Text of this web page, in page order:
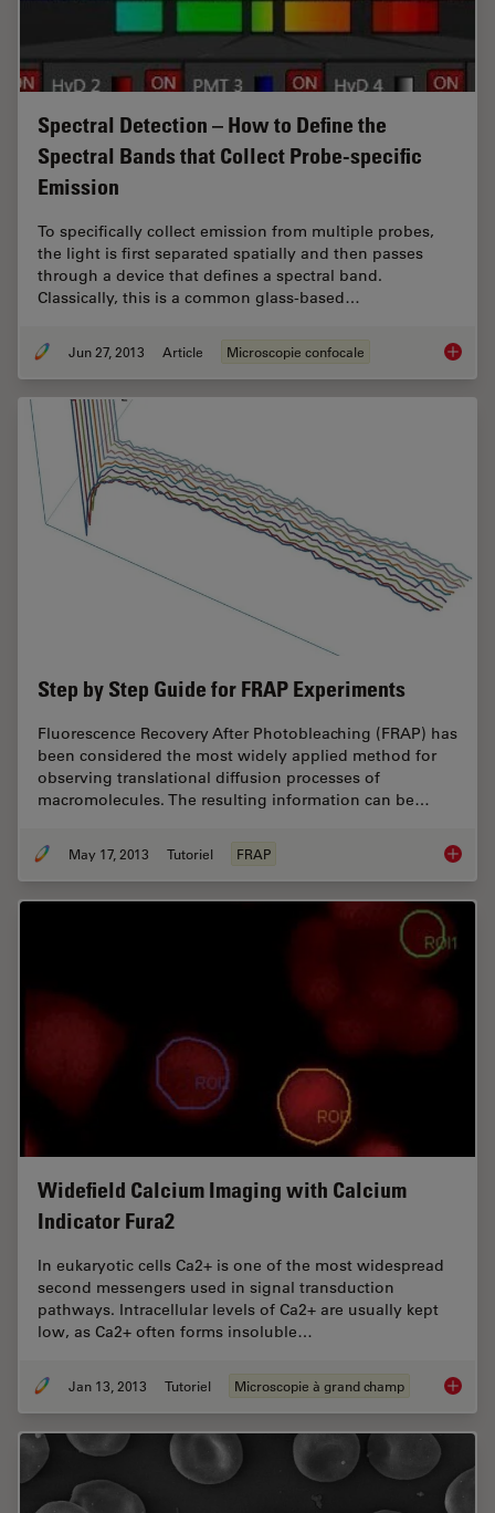
Spectral Detection – How to Define the
Spectral Bands that Collect Probe-specific
Emission
To specifically collect emission from multiple probes,
the light is first separated spatially and then passes
through a device that defines a spectral band.
Classically, this is a common glass-based…
Jun 27, 2013 Article Microscopie confocale
Step by Step Guide for FRAP Experiments
Fluorescence Recovery After Photobleaching (FRAP) has
been considered the most widely applied method for
observing translational diffusion processes of
macromolecules. The resulting information can be…
May 17, 2013 Tutoriel FRAP Step
Widefield Calcium Imaging with Calcium
Indicator Fura2
In eukaryotic cells Ca2+ is one of the most widespread
second messengers used in signal transduction
pathways. Intracellular levels of Ca2+ are usually kept
low, as Ca2+ often forms insoluble…
Jan 13, 2013 Tutoriel Microscopie à grand champ